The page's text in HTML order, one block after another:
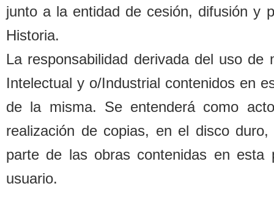
junto a la entidad de cesión, difusión y
Historia.
La responsabilidad derivada del uso de
Intelectual y o/Industrial contenidos en
de la misma. Se entenderá como
realización de copias, en el disco
parte de las obras contenidas en esta
usuario.